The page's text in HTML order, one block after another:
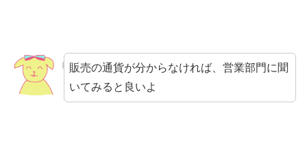
販売の通貨が分からなければ、営業部門に聞
いてみると良いよ